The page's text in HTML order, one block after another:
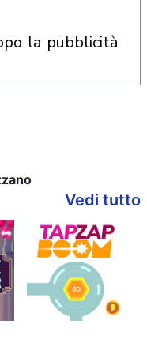
la pubblicità
Vedi tutto